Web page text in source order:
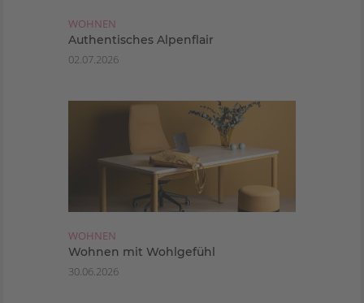
WOHNEN
Authentisches Alpenflair
02.07.2026
WOHNEN
Wohnen mit Wohlgefühl
30.06.2026